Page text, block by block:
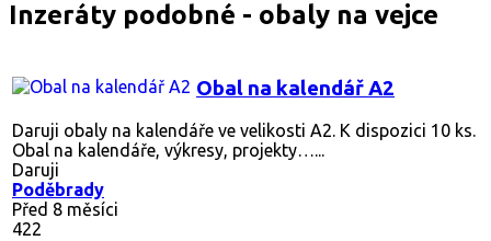
Inzeráty podobné - obaly na vejce
Obal na kalendář A2
Daruji obaly na kalendáře ve velikosti A2. K dispozici 10 ks.
Obal na kalendáře, výkresy, projekty…...
Daruji
Poděbrady
Před 8 měsíci
422